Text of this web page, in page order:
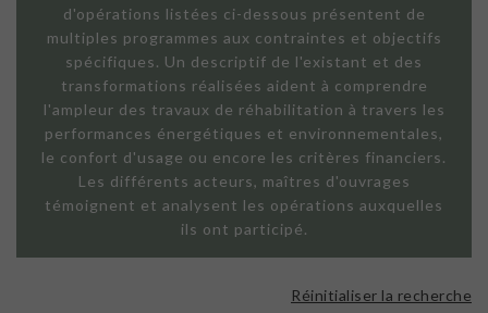
d'opérations listées ci-dessous présentent de
multiples programmes aux contraintes et objectifs
spécifiques. Un descriptif de l'existant et des
transformations réalisées aident à comprendre
l'ampleur des travaux de réhabilitation à travers les
performances énergétiques et environnementales,
le confort d'usage ou encore les critères financiers.
Les différents acteurs, maîtres d'ouvrages
témoignent et analysent les opérations auxquelles
ils ont participé.
Réinitialiser la recherche
FAÇADE SUR
ISOLATION